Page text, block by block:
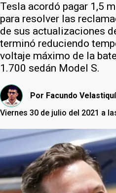
Tesla acordó pagar 1,5
para resolver las
de sus actualizaciones
terminó reduciendo
voltaje máximo de la
1.700 sedán Model S.
Por Facundo Velastiquí
Viernes 30 de julio del 2021 a